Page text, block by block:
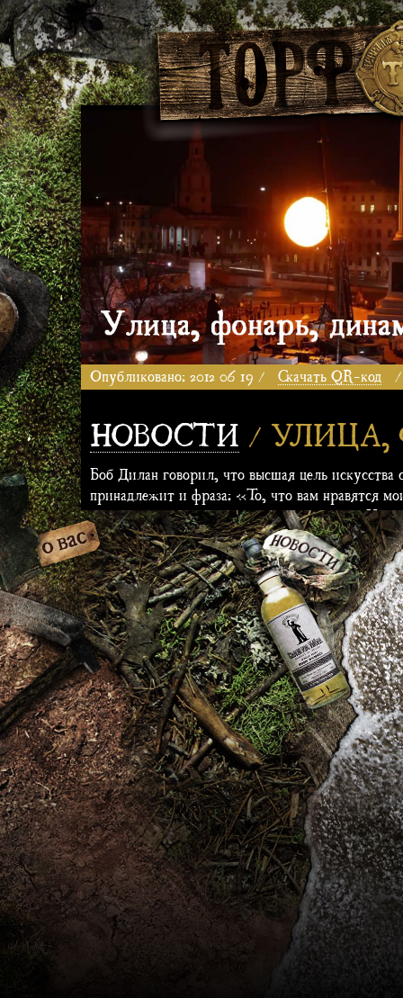
Опубликовано: 2012 06 19 / Скачать QR-код
НОВОСТИ / УЛИЦА,
Боб Дилан говорил, что высшая цель
принадлежит и фраза: «То, что вам нравятся
высказывание сейчас подходит нам больше.
группы Greyworld делают именно это. Причем
сказать, пожилых Young British Artists, проекты
нечто доброе... пусть и не вечное.
Взять хотя бы их первый известный проект
ограждения заменялись специальными. Фокус
предметом, получалась музыка из песни Girl
Greyworld - устанавливать проекты где-то в
взаимодействие с ними.
В 2000 году они застелили дублинский мост
скрывалась электронная начинка из
ходьбе по снегу, то хлюпать, как при ходьбе
В 2005 году по просьбе хэмптон-кортского
романе «Трое в лодке, не считая собаки»,
сенсорами и динамиками. Лабиринт заманивал
юбок, любовной возней и детским смехом. В
на них людей позже воспроизводились другим
В 2011 году в английском Грайздейле
присоеденены устройства в виде огромных
тогда начинала звучать музыка. А еще были
одежды прохожих, которые тут же напевала